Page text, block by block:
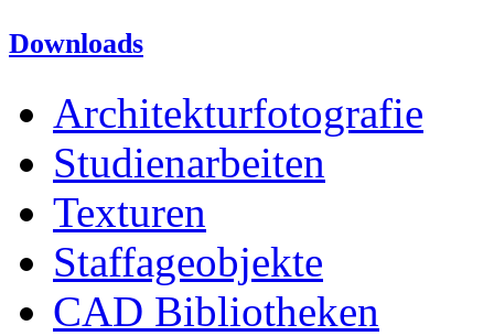
Downloads
Architekturfotografie
Studienarbeiten
Texturen
Staffageobjekte
CAD Bibliotheken